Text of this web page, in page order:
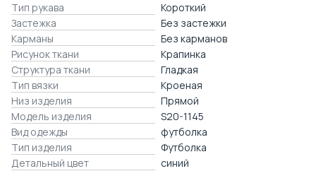
Тип рукава
Короткий
Застежка
Без застежки
Карманы
Без карманов
Рисунок ткани
Крапинка
Структура ткани
Гладкая
Тип вязки
Кроеная
Низ изделия
Прямой
Модель изделия
S20-1145
Вид одежды
футболка
Тип изделия
Футболка
Детальный цвет
синий